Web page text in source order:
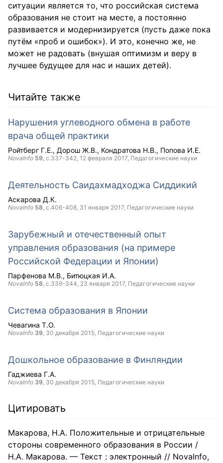
ситуации является то, что российская система
образования не стоит на месте, а постоянно
развивается и модернизируется (пусть даже пока
путём «проб и ошибок»). И это, конечно же, не
может не радовать (внушая оптимизм и веру в
лучшее будущее для нас и наших детей).
Читайте также
Нарушения углеводного обмена в работе
врача общей практики
Ройтберг Г.Е. Дорош Ж.В. Кондратова Н.В. Попова И.Е.
NovaInfo 59, с.337-342, 12 февраля 2017, Педагогические науки
Деятельность Саидахмадходжа Сиддикий
Аскарова Д.К.
NovaInfo 58, с.406-408, 31 января 2017, Педагогические науки
Зарубежный и отечественный опыт
управления образования (на примере
Российской Федерации и Японии)
Парфенова М.В. Битюцкая И.А.
NovaInfo 58, с.339-344, 23 января 2017, Педагогические науки
Система образования в Японии
Чевагина Т.О.
NovaInfo 39, 30 декабря 2015, Педагогические науки
Дошкольное образование в Финляндии
Гаджиева Г.А.
NovaInfo 39, 30 декабря 2015, Педагогические науки
Цитировать
Макарова, Н.А. Положительные и отрицательные
стороны современного образования в России /
Н.А. Макарова. — Текст : электронный // NovaInfo,